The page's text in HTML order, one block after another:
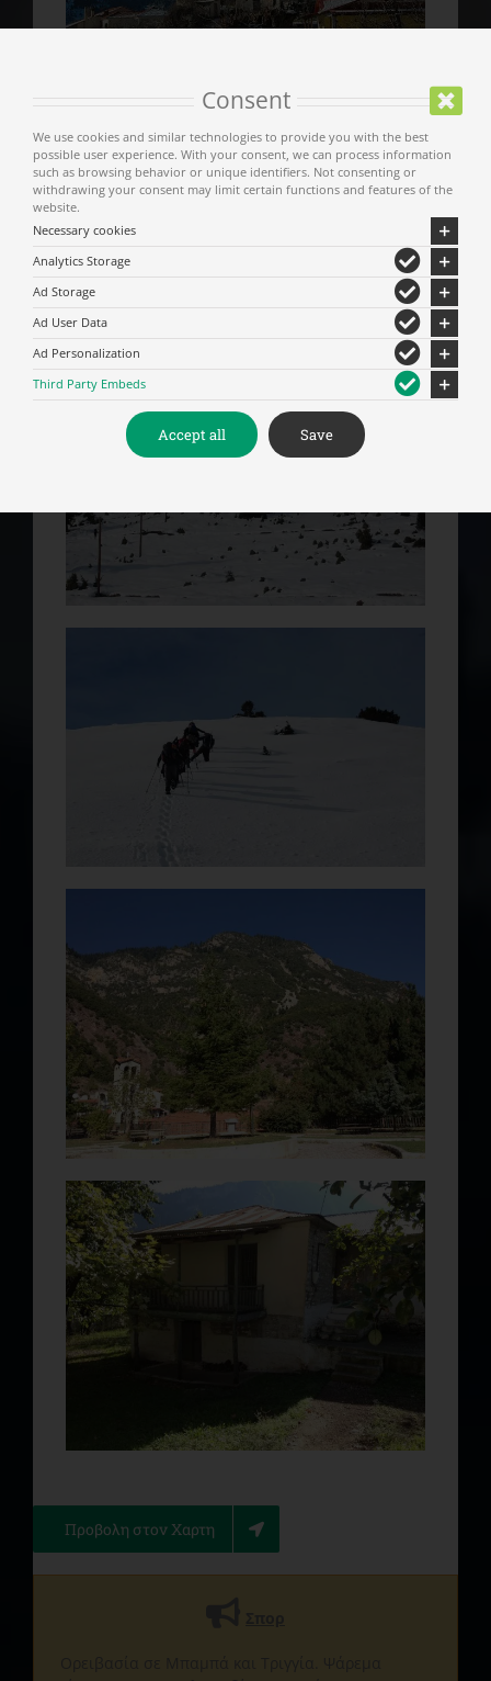
Προβολη στον Χαρτη
Consent
We use cookies and similar technologies to provide you with the best
possible user experience. With your consent, we can process information
such as browsing behavior or unique identifiers. Not consenting or
withdrawing your consent may limit certain functions and features of the
website.
Necessary cookies
Analytics Storage
Ad Storage
Ad User Data
Ad Personalization
Third Party Embeds
Accept all Save